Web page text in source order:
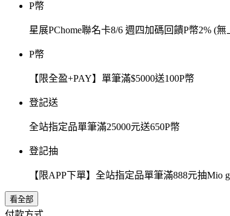
P幣
星展PChome聯名卡8/6 週四加碼回饋P幣2% (無
P幣
【限全盈+PAY】單筆滿$5000送100P幣
登記送
全站指定品單筆滿25000元送650P幣
登記抽
【限APP下單】全站指定品單筆滿888元抽
看全部